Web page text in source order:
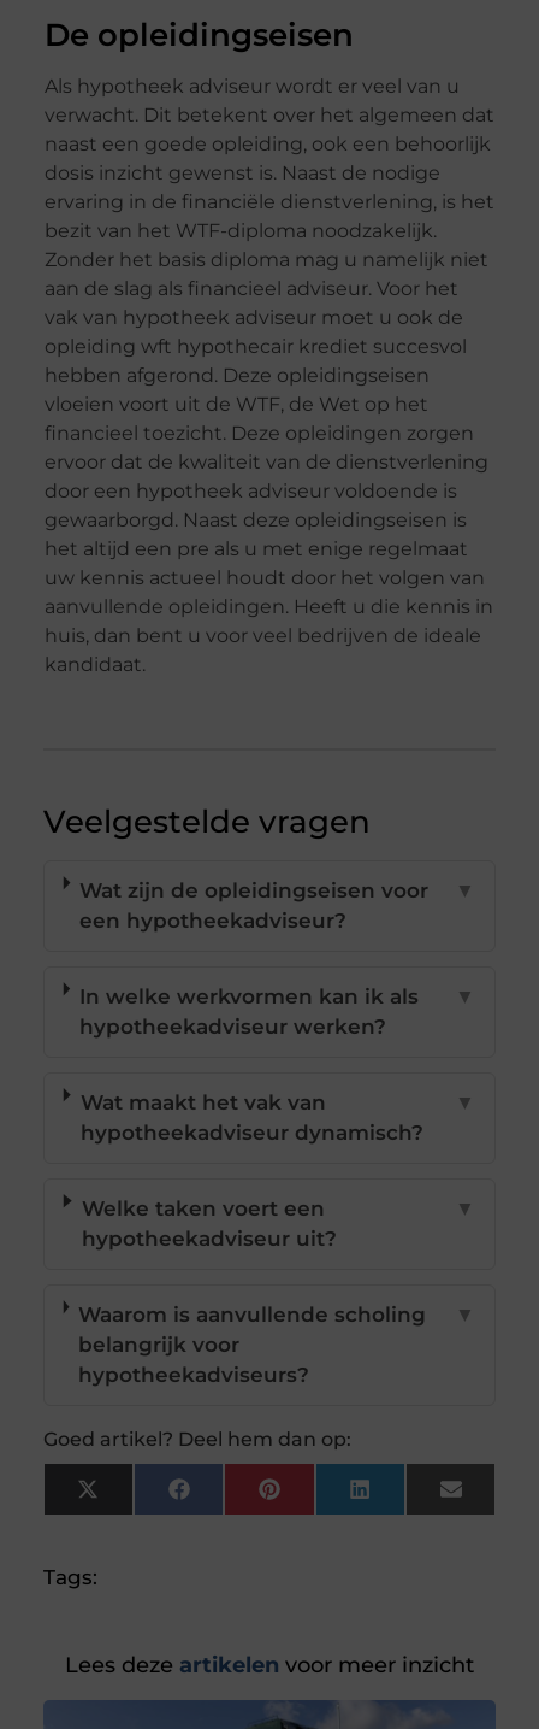
De opleidingseisen
Als hypotheek adviseur wordt er veel van u
verwacht. Dit betekent over het algemeen dat
naast een goede opleiding, ook een behoorlijk
dosis inzicht gewenst is. Naast de nodige
ervaring in de financiële dienstverlening, is het
bezit van het WTF-diploma noodzakelijk.
Zonder het basis diploma mag u namelijk niet
aan de slag als financieel adviseur. Voor het
vak van hypotheek adviseur moet u ook de
opleiding wft hypothecair krediet succesvol
hebben afgerond. Deze opleidingseisen
vloeien voort uit de WTF, de Wet op het
financieel toezicht. Deze opleidingen zorgen
ervoor dat de kwaliteit van de dienstverlening
door een hypotheek adviseur voldoende is
gewaarborgd. Naast deze opleidingseisen is
het altijd een pre als u met enige regelmaat
uw kennis actueel houdt door het volgen van
aanvullende opleidingen. Heeft u die kennis in
huis, dan bent u voor veel bedrijven de ideale
kandidaat.
Veelgestelde vragen
Wat zijn de opleidingseisen voor
een hypotheekadviseur?
▼
In welke werkvormen kan ik als
hypotheekadviseur werken?
▼
Wat maakt het vak van
hypotheekadviseur dynamisch?
▼
Welke taken voert een
hypotheekadviseur uit?
▼
Waarom is aanvullende scholing
belangrijk voor
hypotheekadviseurs?
▼
Goed artikel? Deel hem dan op:
X
(Twitter)
FacebookPinterestLinkedInEmail
Tags:
Lees deze artikelen voor meer inzicht